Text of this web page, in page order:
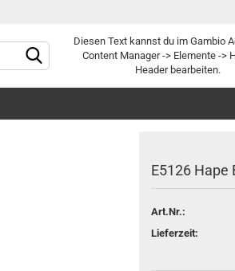
Sprache auswählen
Konto erstellen
Diesen Text kannst du im Gambio
Content Manager -> Elemente ->
Header bearbeiten.
E5126
Art.Nr.:
Lieferzeit: